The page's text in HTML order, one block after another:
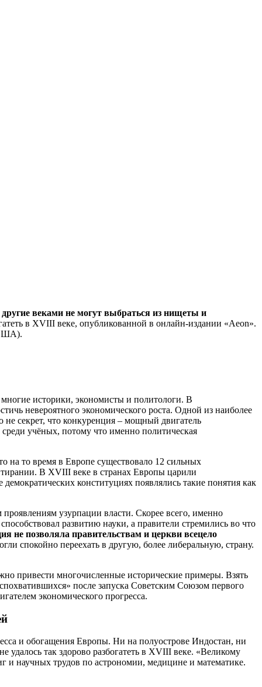
веками не могут выбраться из нищеты и
в XVIII веке, опубликованной в онлайн-издании «Aeon».
историки, экономисты и политологи. В
невероятного экономического роста. Одной из наиболее
не секрет, что конкуренция – мощный двигатель
среди учёных, потому что именно политическая
на то время в Европе существовало 12 сильных
тирании. В XVIII веке в странах Европы царили
конституциях появлялись такие понятия как
узурпации власти. Скорее всего, именно
развитию науки, а правители стремились во что
не позволяла правительствам и церкви всецело
спокойно переехать в другую, более либеральную, страну.
привести многочисленные исторические примеры. Взять
после запуска Советским Союзом первого
экономического прогресса.
и обогащения Европы. Ни на полуострове Индостан, ни
так здорово разбогатеть в XVIII веке. «Великому
и научных трудов по астрономии, медицине и математике.